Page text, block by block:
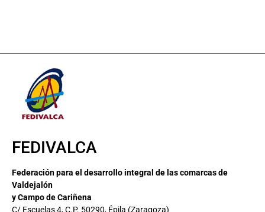
FEDIVALCA
Federación para el desarrollo integral de las comarcas de
Valdejalón
y Campo de Cariñena
C/ Escuelas 4, C.P. 50290, Épila (Zaragoza)